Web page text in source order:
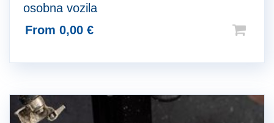
osobna vozila
From 0,00 €